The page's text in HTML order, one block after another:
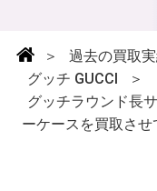
＞ 過去の買取
グッチ GUCCI
＞
グッチラウンド長
ーケースを買取させ